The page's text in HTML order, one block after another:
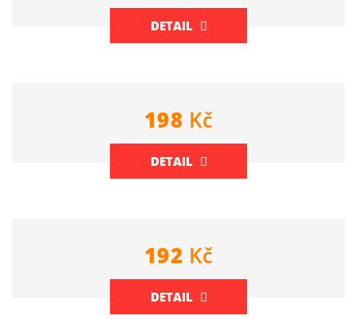
DETAIL
198 Kč
DETAIL
192 Kč
DETAIL